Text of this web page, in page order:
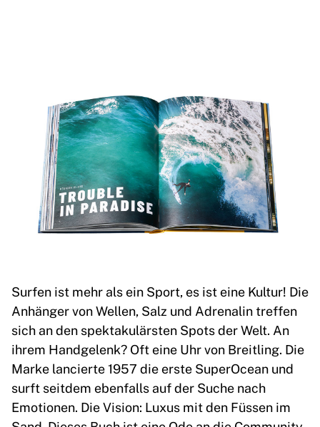
Surfen ist mehr als ein Sport, es ist eine Kultur! Die
Anhänger von Wellen, Salz und Adrenalin treffen
sich an den spektakulärsten Spots der Welt. An
ihrem Handgelenk? Oft eine Uhr von Breitling. Die
Marke lancierte 1957 die erste SuperOcean und
surft seitdem ebenfalls auf der Suche nach
Emotionen. Die Vision: Luxus mit den Füssen im